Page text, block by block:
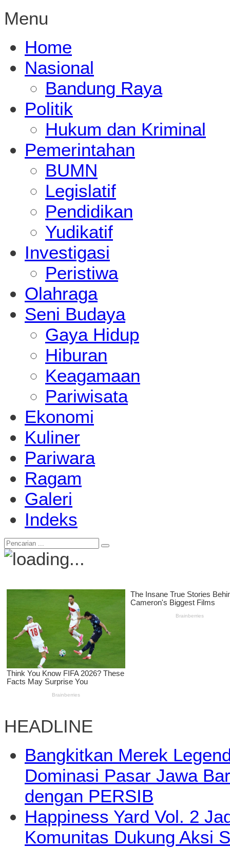
Menu
Home
Nasional
Bandung Raya
Politik
Hukum dan Kriminal
Pemerintahan
BUMN
Legislatif
Pendidikan
Yudikatif
Investigasi
Peristiwa
Olahraga
Seni Budaya
Gaya Hidup
Hiburan
Keagamaan
Pariwisata
Ekonomi
Kuliner
Pariwara
Ragam
Galeri
Indeks
HEADLINE
Bangkitkan Merek
Dominasi Pasar Jawa
dengan PERSIB
Happiness Yard Vol. 2
Komunitas Dukung Aksi